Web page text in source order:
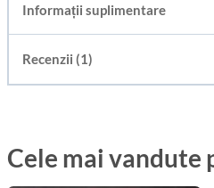
Informații suplimentare
Recenzii (1)
Cele mai vandute